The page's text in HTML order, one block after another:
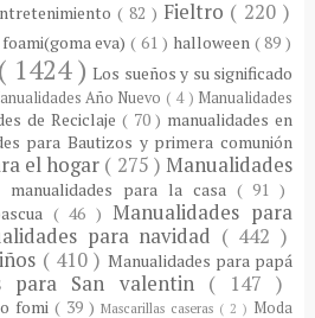
( 82 ) Fieltro ( 220 )
foami(goma eva)( 61 ) halloween ( 89 )
( 1424 )Los sueños y su significado
Año Nuevo ( 4 ) Manualidades
de Reciclaje ( 70 ) manualidades en
para Bautizos y primera comunión
el hogar ( 275 )Manualidades
manualidades para la casa ( 91 )
( 46 )Manualidades para
para navidad ( 442 )
( 410 ) Manualidades para papá
para San valentin ( 147 )
fomi ( 39 )Mascarillas caseras ( 2 ) Moda